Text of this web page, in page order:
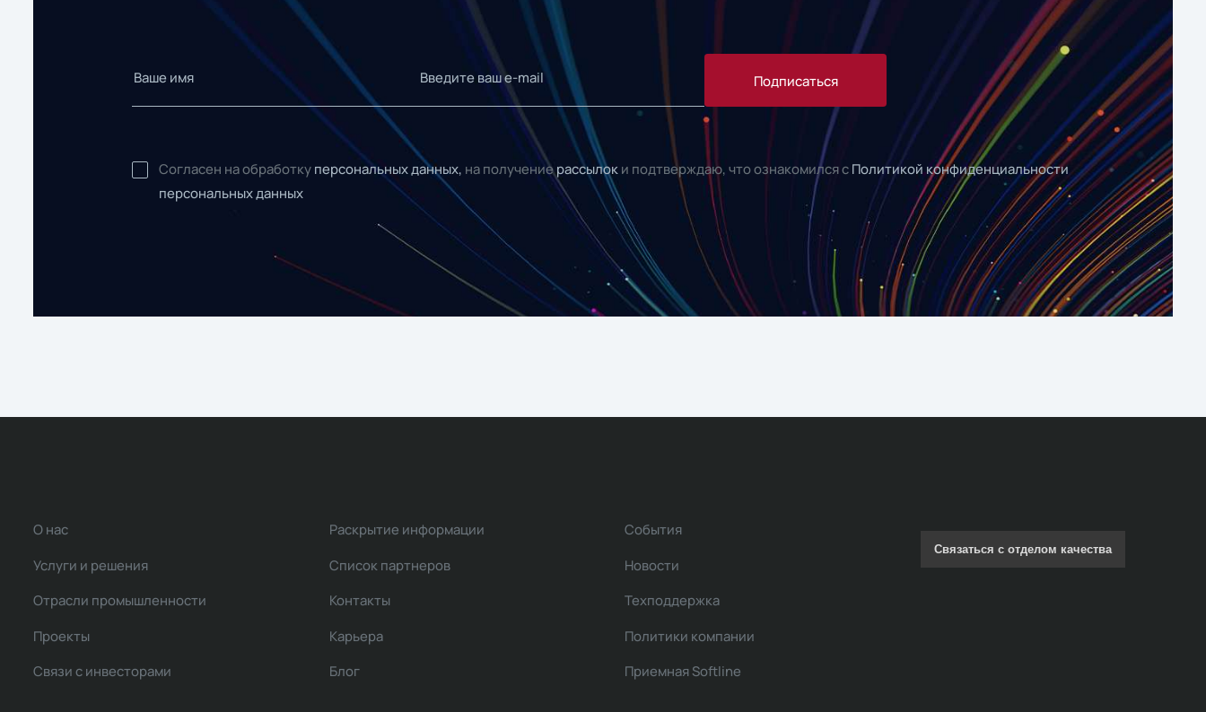
Подписаться
Согласен на обработку персональных данных, на получениерассылок и подтверждаю, что ознакомился с Политикой конфиденциальности
персональных данных
О нас
Услуги и решения
Отрасли промышленности
Проекты
Связи с инвесторами
Раскрытие информации
Список партнеров
Контакты
Карьера
Блог
События
Новости
Техподдержка
Политики компании
Приемная Softline
Связаться с отделом качества